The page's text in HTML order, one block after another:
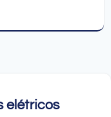
elétricos